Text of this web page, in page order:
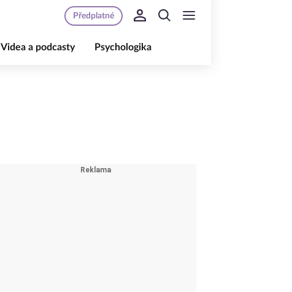
Videa a podcasty Psychologika
Předplatné